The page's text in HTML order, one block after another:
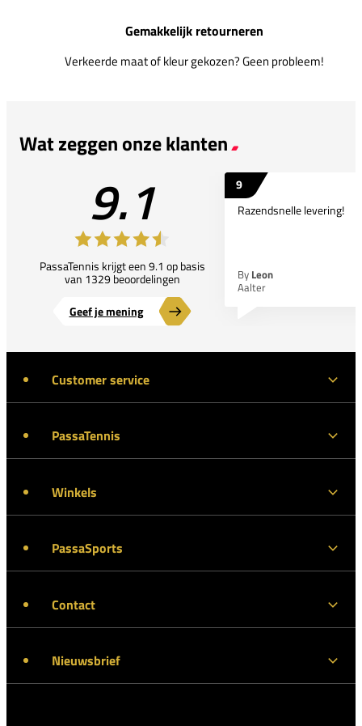
Gemakkelijk retourneren
Verkeerde maat of kleur gekozen? Geen probleem!
Wat zeggen onze klanten
9.1
PassaTennis krijgt een 9.1 op basis
van 1329 beoordelingen
Geef je mening
9
Razendsnelle levering!
By Leon
Aalter
Customer service
PassaTennis
Winkels
PassaSports
Contact
Nieuwsbrief